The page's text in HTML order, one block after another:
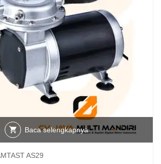
Baca selengkapnya
AS29